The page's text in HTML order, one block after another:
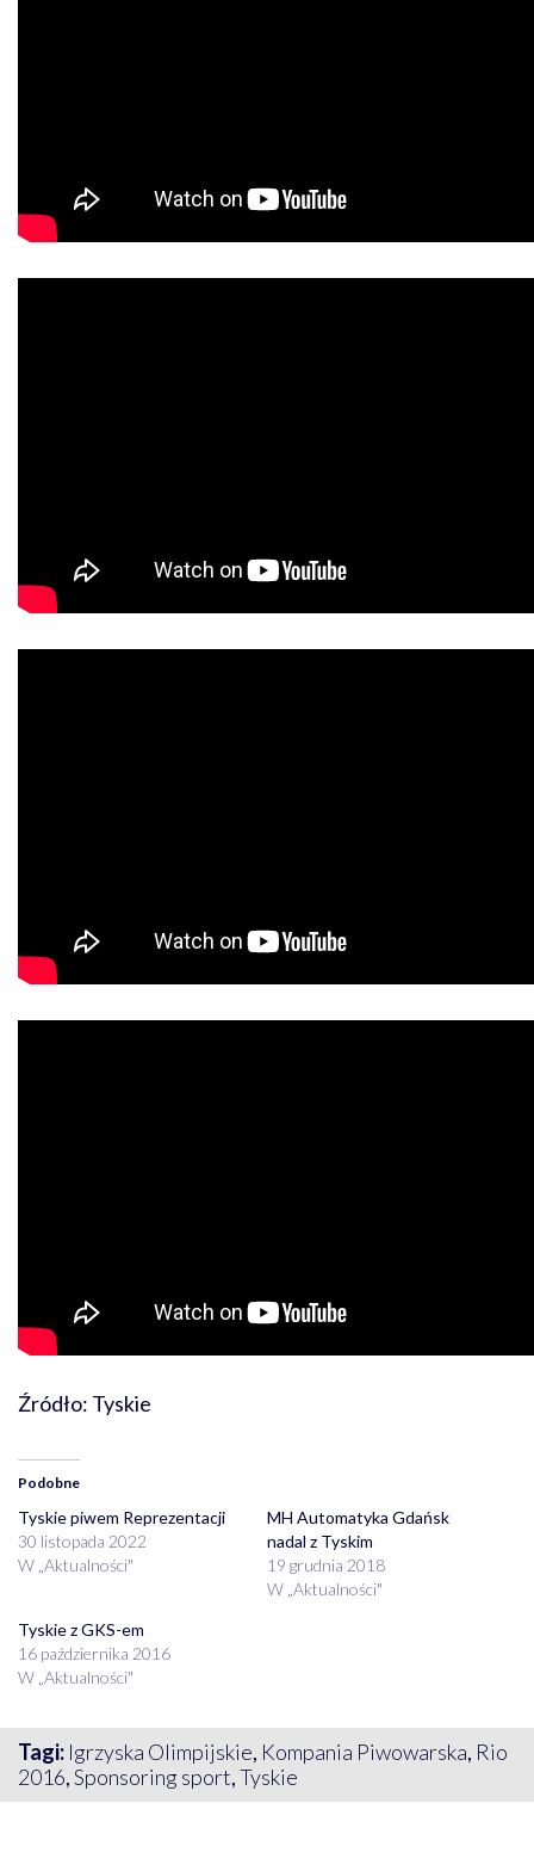
Źródło: Tyskie
Podobne
Tyskie piwem Reprezentacji
30 listopada 2022
W „Aktualności"
MH Automatyka Gdańsk
nadal z Tyskim
19 grudnia 2018
W „Aktualności"
Tyskie z GKS-em
16 października 2016
W „Aktualności"
Tagi: Igrzyska Olimpijskie, Kompania Piwowarska, Rio
2016,Sponsoring sport,Tyskie